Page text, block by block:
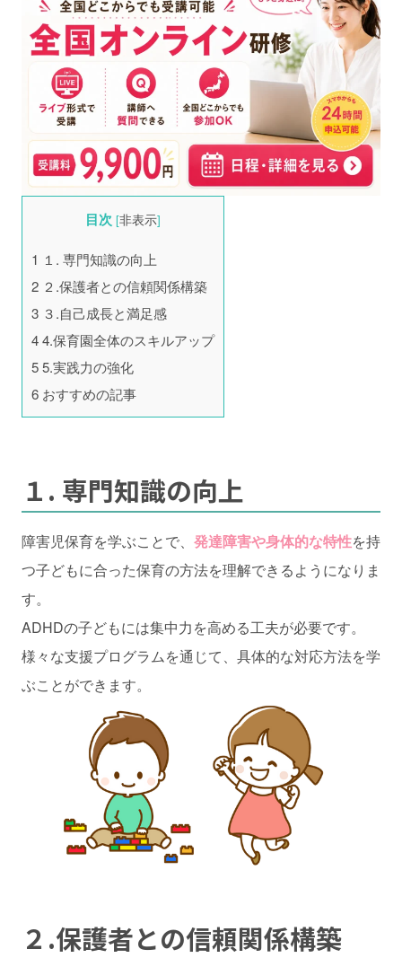
目次 [非表示]
1 １. 専門知識の向上
2 ２.保護者との信頼関係構築
3 ３.自己成長と満足感
44.保育園全体のスキルアップ
55.実践力の強化
6 おすすめの記事
１. 専門知識の向上
障害児保育を学ぶことで、 発達障害や身体的な特性を持
つ子どもに合った保育の方法を理解できるようになりま
す。
ADHDの子どもには集中力を高める工夫が必要です。
様々な支援プログラムを通じて、具体的な対応方法を学
ぶことができます。
２.保護者との信頼関係構築